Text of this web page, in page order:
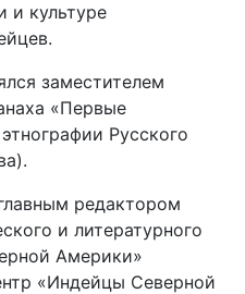
и культуре
заместителем
«Первые
Русского
редактором
и литературного
Америки»
«Индейцы Северной